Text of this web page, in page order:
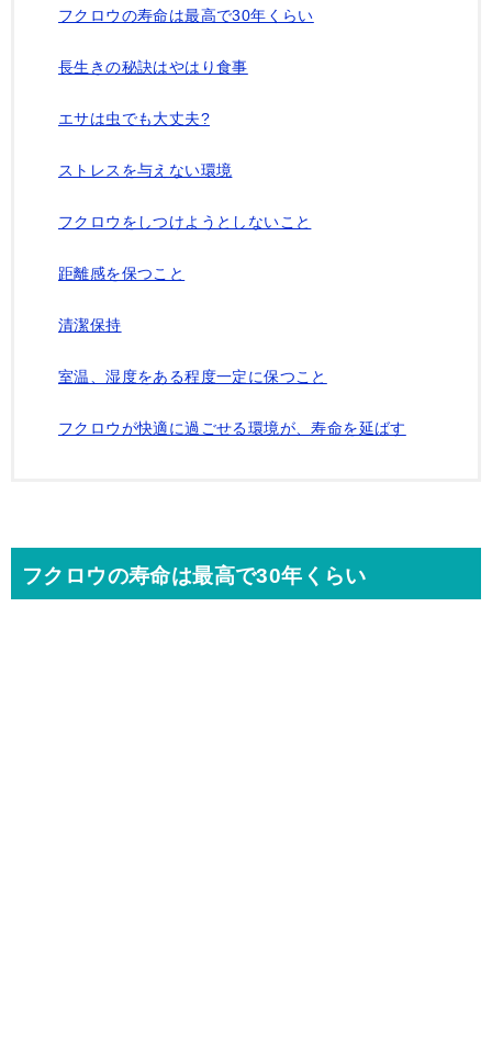
フクロウの寿命は最高で30年くらい
長生きの秘訣はやはり食事
エサは虫でも大丈夫?
ストレスを与えない環境
フクロウをしつけようとしないこと
距離感を保つこと
清潔保持
室温、湿度をある程度一定に保つこと
フクロウが快適に過ごせる環境が、寿命を延ばす
フクロウの寿命は最高で30年くらい